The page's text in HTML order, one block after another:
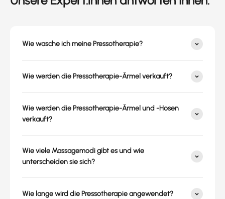
Wie wasche ich meine Pressotherapie?
Wie werden die Pressotherapie-Ärmel verkauft?
Wie werden die Pressotherapie-Ärmel und -Hosen
verkauft?
Wie viele Massagemodi gibt es und wie
unterscheiden sie sich?
Wie lange wird die Pressotherapie angewendet?